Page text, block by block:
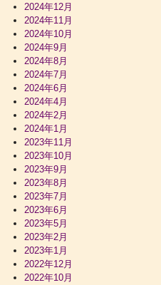
2024年12月
2024年11月
2024年10月
2024年9月
2024年8月
2024年7月
2024年6月
2024年4月
2024年2月
2024年1月
2023年11月
2023年10月
2023年9月
2023年8月
2023年7月
2023年6月
2023年5月
2023年2月
2023年1月
2022年12月
2022年10月